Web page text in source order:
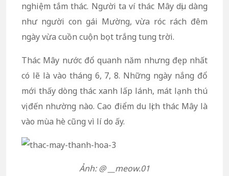
nghiệm tắm thác. Người ta ví thác Mây dịu dàng
như người con gái Mường, vừa róc rách đêm
ngày vừa cuồn cuộn bọt trắng tung trời.
Thác Mây nước đổ quanh năm nhưng đẹp nhất
có lẽ là vào tháng 6, 7, 8. Những ngày nắng đổ
mới thấy dòng thác xanh lấp lánh, mát lạnh thú
vị đến nhường nào. Cao điểm du lịch thác Mây là
vào mùa hè cũng vì lí do ấy.
Ảnh: @ __meow.01